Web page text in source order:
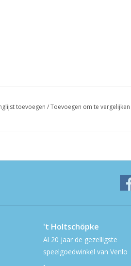
toevoegen /Toevoegen om te vergelijken
't Holtschöpke
Al 20 jaar de gezelligste
speelgoedwinkel van Venlo